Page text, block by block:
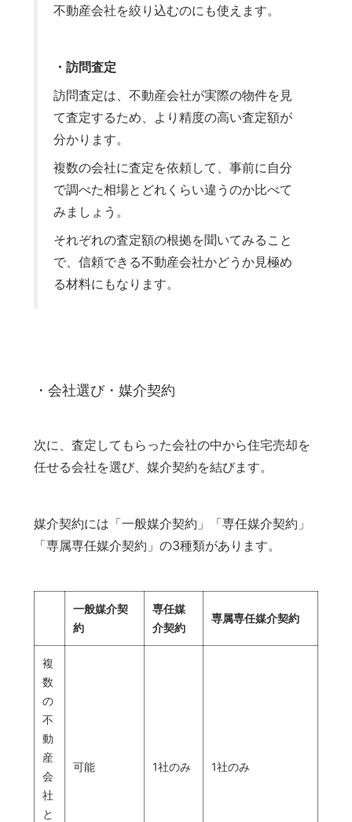
不動産会社を絞り込むのにも使えます。
・訪問査定
訪問査定は、不動産会社が実際の物件を見
て査定するため、より精度の高い査定額が
分かります。
複数の会社に査定を依頼して、事前に自分
で調べた相場とどれくらい違うのか比べて
みましょう。
それぞれの査定額の根拠を聞いてみること
で、信頼できる不動産会社かどうか見極め
る材料にもなります。
・会社選び・媒介契約
次に、査定してもらった会社の中から住宅売却を
任せる会社を選び、媒介契約を結びます。
媒介契約には「一般媒介契約」「専任媒介契約」
「専属専任媒介契約」の3種類があります。
一般媒介契
約
専任媒
介契約
専属専任媒介契約
複
数
の
不
動
産
会
社
と
可能 1社のみ 1社のみ